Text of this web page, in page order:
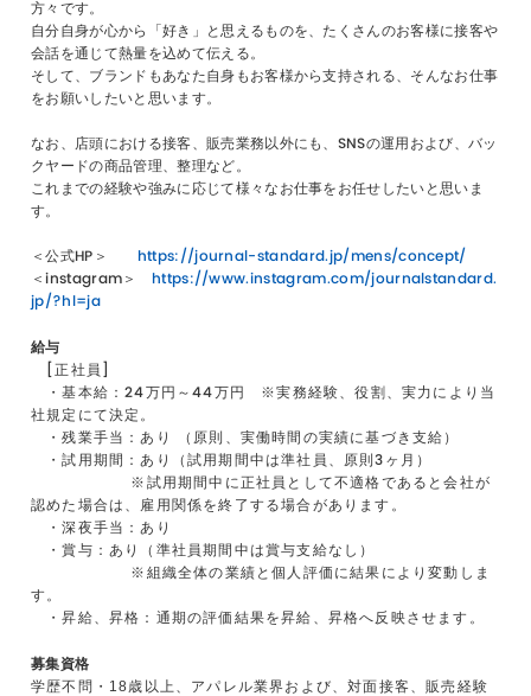
方々です。
自分自身が心から「好き」と思えるものを、たくさんのお客様に接客や
会話を通じて熱量を込めて伝える。
そして、ブランドもあなた自身もお客様から支持される、そんなお仕事
をお願いしたいと思います。
なお、店頭における接客、販売業務以外にも、SNSの運用および、バッ
クヤードの商品管理、整理など。
これまでの経験や強みに応じて様々なお仕事をお任せしたいと思いま
す。
＜公式HP＞ https://journal-standard.jp/mens/concept/
＜instagram＞ https://www.instagram.com/journalstandard.
jp/?hl=ja
給与
[正社員]
・基本給：24万円～44万円 ※実務経験、役割、実力により当
社規定にて決定。
・残業手当：あり （原則、実働時間の実績に基づき支給）
・試用期間：あり（試用期間中は準社員、原則3ヶ月）
※試用期間中に正社員として不適格であると会社が
認めた場合は、雇用関係を終了する場合があります。
・深夜手当：あり
・賞与：あり（準社員期間中は賞与支給なし）
※組織全体の業績と個人評価に結果により変動しま
す。
・昇給、昇格：通期の評価結果を昇給、昇格へ反映させます。
募集資格
学歴不問・18歳以上、アパレル業界および、対面接客、販売経験